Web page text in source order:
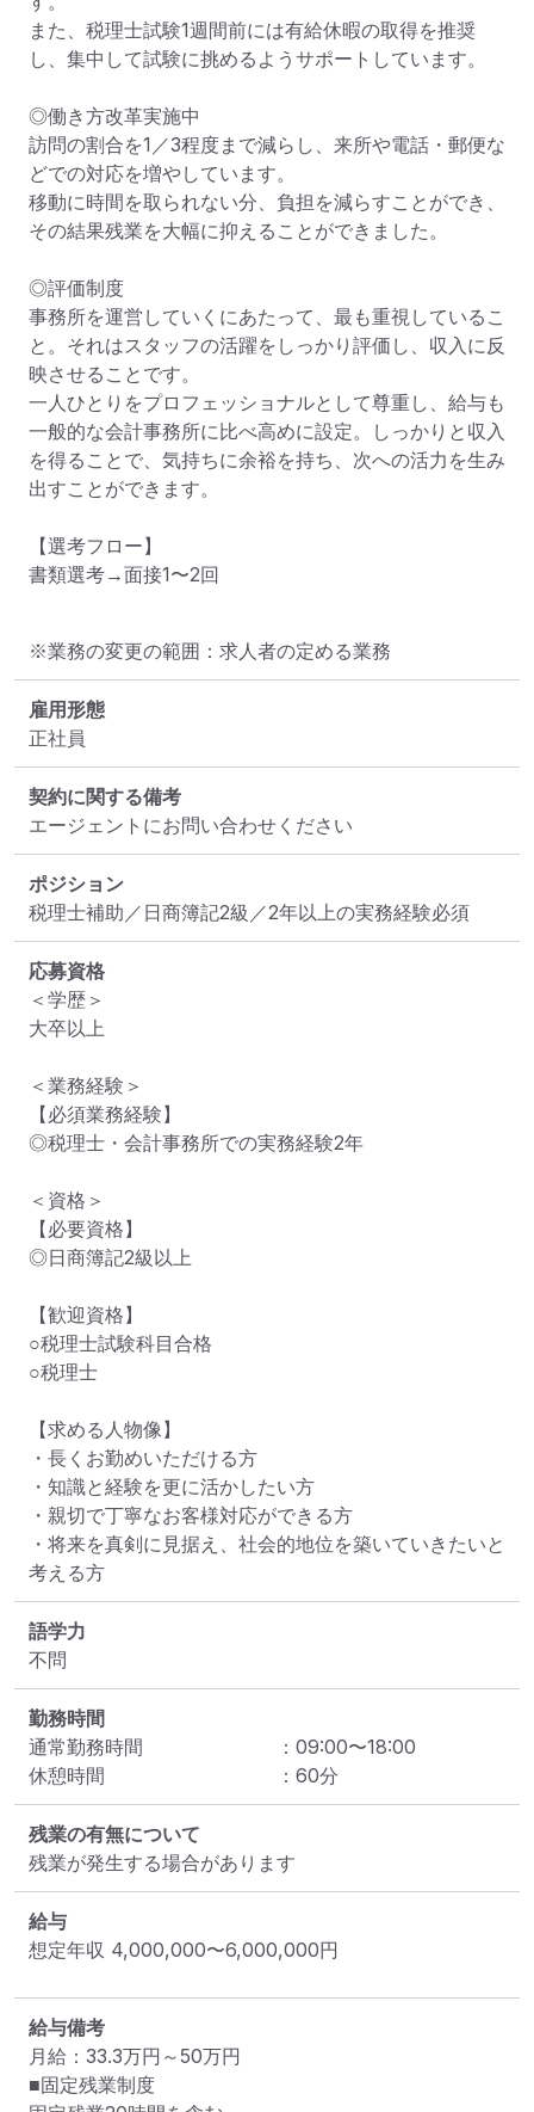
また、税理士試験1週間前には有給休暇の取得を推奨
し、集中して試験に挑めるようサポートしています。
◎働き方改革実施中
訪問の割合を1／3程度まで減らし、来所や電話・郵便な
どでの対応を増やしています。
移動に時間を取られない分、負担を減らすことができ、
その結果残業を大幅に抑えることができました。
◎評価制度
事務所を運営していくにあたって、最も重視しているこ
と。それはスタッフの活躍をしっかり評価し、収入に反
映させることです。
一人ひとりをプロフェッショナルとして尊重し、給与も
一般的な会計事務所に比べ高めに設定。しっかりと収入
を得ることで、気持ちに余裕を持ち、次への活力を生み
出すことができます。
【選考フロー】
書類選考→面接1〜2回
※業務の変更の範囲：求人者の定める業務
雇用形態
正社員
契約に関する備考
エージェントにお問い合わせください
ポジション
税理士補助／日商簿記2級／2年以上の実務経験必須
応募資格
＜学歴＞
大卒以上
＜業務経験＞
【必須業務経験】
◎税理士・会計事務所での実務経験2年
＜資格＞
【必要資格】
◎日商簿記2級以上
【歓迎資格】
○税理士試験科目合格
○税理士
【求める人物像】
・長くお勤めいただける方
・知識と経験を更に活かしたい方
・親切で丁寧なお客様対応ができる方
・将来を真剣に見据え、社会的地位を築いていきたいと
考える方
語学力
不問
勤務時間
通常勤務時間
： 09:00〜18:00
休憩時間
： 60分
残業の有無について
残業が発生する場合があります
給与
想定年収 4,000,000〜6,000,000円
給与備考
月給：33.3万円～50万円
■固定残業制度